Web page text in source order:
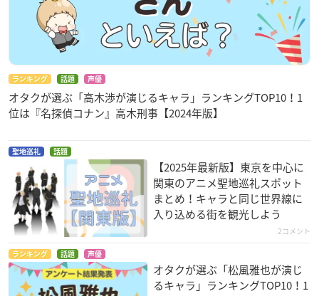
ランキング 話題 声優
オタクが選ぶ「高木渉が演じるキャラ」ランキングTOP10！1
位は『名探偵コナン』高木刑事【2024年版】
聖地巡礼 話題
【2025年最新版】東京を中心に
関東のアニメ聖地巡礼スポット
まとめ！キャラと同じ世界線に
入り込める街を観光しよう
2コメント
ランキング 話題 声優
オタクが選ぶ「松風雅也が演じ
るキャラ」ランキングTOP10！1